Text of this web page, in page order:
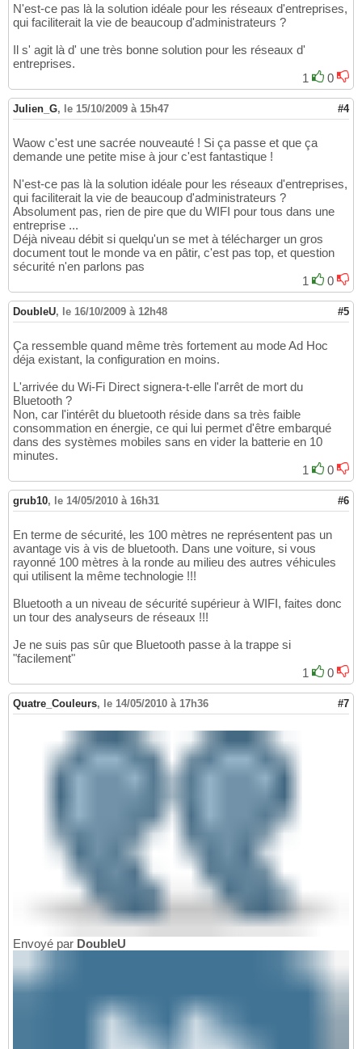
N'est-ce pas là la solution idéale pour les réseaux d'entreprises,
qui faciliterait la vie de beaucoup d'administrateurs ?
Il s' agit là d' une très bonne solution pour les réseaux d'
entreprises.
1
0
Julien_G, le 15/10/2009 à 15h47 #4
Waow c'est une sacrée nouveauté ! Si ça passe et que ça
demande une petite mise à jour c'est fantastique !
N'est-ce pas là la solution idéale pour les réseaux d'entreprises,
qui faciliterait la vie de beaucoup d'administrateurs ?
Absolument pas, rien de pire que du WIFI pour tous dans une
entreprise ...
Déjà niveau débit si quelqu'un se met à télécharger un gros
document tout le monde va en pâtir, c'est pas top, et question
sécurité n'en parlons pas
1
0
DoubleU, le 16/10/2009 à 12h48 #5
Ça ressemble quand même très fortement au mode Ad Hoc
déja existant, la configuration en moins.
L'arrivée du Wi-Fi Direct signera-t-elle l'arrêt de mort du
Bluetooth ?
Non, car l'intérêt du bluetooth réside dans sa très faible
consommation en énergie, ce qui lui permet d'être embarqué
dans des systèmes mobiles sans en vider la batterie en 10
minutes.
1
0
grub10, le 14/05/2010 à 16h31 #6
En terme de sécurité, les 100 mètres ne représentent pas un
avantage vis à vis de bluetooth. Dans une voiture, si vous
rayonné 100 mètres à la ronde au milieu des autres véhicules
qui utilisent la même technologie !!!
Bluetooth a un niveau de sécurité supérieur à WIFI, faites donc
un tour des analyseurs de réseaux !!!
Je ne suis pas sûr que Bluetooth passe à la trappe si
"facilement"
1
0
Quatre_Couleurs, le 14/05/2010 à 17h36 #7
Envoyé par DoubleU